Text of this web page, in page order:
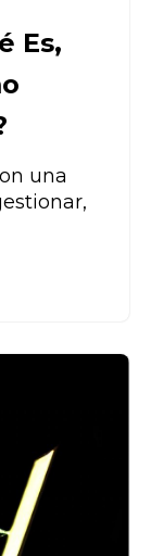
Es,
una